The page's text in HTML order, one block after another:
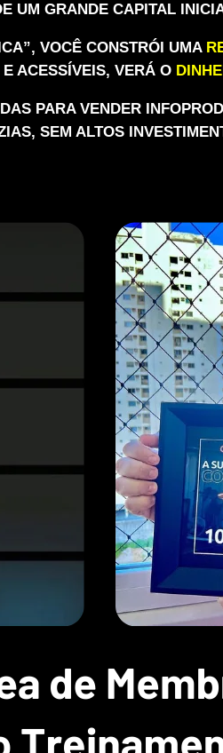
UM GRANDE CAPITAL
VOCÊ CONSTRÓI UMA
ACESSÍVEIS, VERÁ O
PARA VENDER
SEM ALTOS